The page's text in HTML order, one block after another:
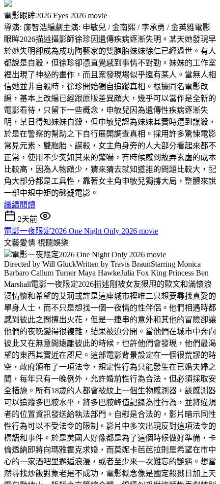
電影眼眸2026 Eyes 2026 movie
導演: 廉智浩編劇主演: 申敏兒 / 金南熙 / 李承勇 / 金英雅電影
眼眸2026描述攝影師徐珍因遺傳疾病逐漸失明。某天她發現早
於她失明卻成為成功陶藝家的雙胞胎妹妹徐仁已經過世。有人
都說是自殺，但徐珍卻憑直覺感到事情不對勁。妹妹的工作室
裡出現了神祕的畫作，而且案發現場似乎還有某人。當無人相
信她並非自殺時，徐珍開始獨自追蹤真相。根據同名電影改
編，基本上改編已經跟原版差異頗大，幾乎可以當作是全新的
電影看待，只留下一些概念，申敏兒因為遺傳性疾病逐漸失
明，某日得知妹妹自殺，但申敏兒認為妹妹其實時遭到謀殺，
於是在警察的幫助之下自行展開調查真相。採用許多驚悚電影
常見元素、雙胞胎、謀殺，女主角身旁的人大部分看起來都不
正常，使用不少突如其來的驚嚇，有時候感到故弄玄虛的成本
比較高，因為人物頗少，猜來猜去就知道誰的問題比較大，配
角大部分都是工具性，靠著女主角申敏兒獨撐大局，整體來說
一部中規中矩的懸疑電影。
繼續閱讀
2天前
電影一夜限定2026 One Night Only 2026 movie
文藝愛情 視聽娛樂
電影一夜限定2026 One Night Only 2026 movie
Directed by Will GluckWritten by Travis BraunStarring Monica
Barbaro Callum Turner Maya HawkeJulia Fox King Princess Ben
Marshall電影一夜限定2026描述剛被女友狠甩的歐文和滿懷浪
漫情懷和希望的艾莉或許是這座城市裡唯二只想要尋找真愛的
單身人士，而不只是想找一個一夜情的性伴侶。他們相遇時都
感到彼此之間擦出火花，但是一連串的意外和其他的冒險卻讓
他們的夜晚變得很複雜，結果被迫分開。當他們在城市中奔向
彼此又在無意間遠離彼此的時候，也許他們會發現，他們最渴
望的東西其實近在咫尺。這部電影背景設定在一個很荒謬的時
空，政府頒布了一項法令，規定性行為只能​​發生在已婚夫婦之
間，每年只有一晚例外，允許婚前性行為合法，但必須採取安
全措施。所有18歲的人都會被紋上一個生物感測器，該感測器
可以追蹤多巴胺水平，將多巴胺峰值記錄為性行為，並將違規
者的位置資訊發送給執法部門。自慰是合法的，影片暗示同性
性行為可以不受法令的限制。影片中多次出現反對這項法令的
標語和事件。於是美國人好像都是為了這個時候做好準備，卡
倫透納即將向瑪雅霍克求婚，而莫妮卡芭芭拉則是希望在市中
心的一家酒吧里邂逅浪漫，或者至少來一次難忘的艷遇。想當
然尋找炒飯對象老是不成功，電影概念像是國定殺戮日加上天